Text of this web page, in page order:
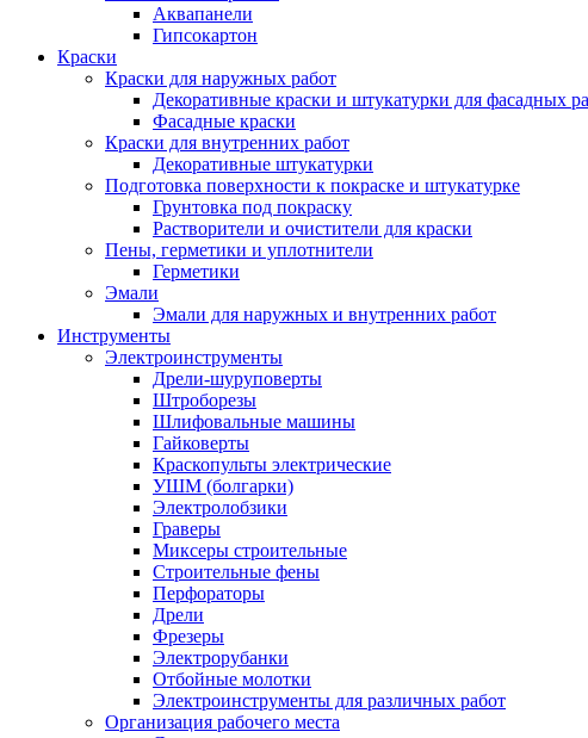
Аквапанели
Гипсокартон
Краски
Краски для наружных работ
Декоративные краски и штукатурки для фасадных
Фасадные краски
Краски для внутренних работ
Декоративные штукатурки
Подготовка поверхности к покраске и штукатурке
Грунтовка под покраску
Растворители и очистители для краски
Пены, герметики и уплотнители
Герметики
Эмали
Эмали для наружных и внутренних работ
Инструменты
Электроинструменты
Дрели-шуруповерты
Штроборезы
Шлифовальные машины
Гайковерты
Краскопульты электрические
УШМ (болгарки)
Электролобзики
Граверы
Миксеры строительные
Строительные фены
Перфораторы
Дрели
Фрезеры
Электрорубанки
Отбойные молотки
Электроинструменты для различных работ
Организация рабочего места